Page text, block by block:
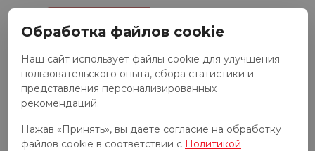
Запчасти к тракторам
Запчасти к грузовым автомобилям
Обработка файлов cookie
Наш сайт использует файлы cookie для улучшения
пользовательского опыта, сбора статистики и
представления персонализированных
рекомендаций.
Нажав «Принять», вы даете согласие на обработку
файлов cookie в соответствии с Политикой